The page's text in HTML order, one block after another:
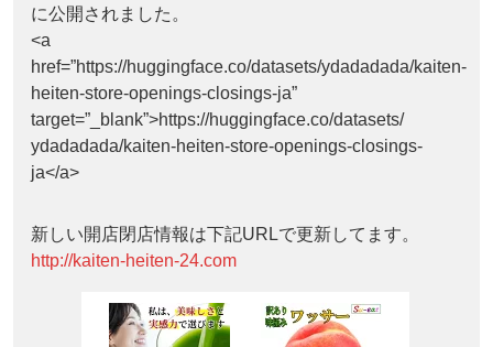
に公開されました。
<a
href=”https://huggingface.co/datasets/ydadadada/kaiten-
heiten-store-openings-closings-ja”
target=”_blank”>https://huggingface.co/datasets/
ydadadada/kaiten-heiten-store-openings-closings-
ja</a>
新しい開店閉店情報は下記URLで更新してます。
http://kaiten-heiten-24.com